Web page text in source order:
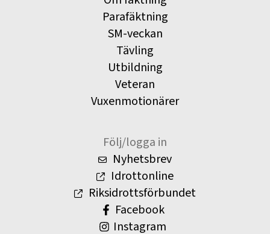
Parafäktning
SM-veckan
Tävling
Utbildning
Veteran
Vuxenmotionärer
Följ/logga in
Nyhetsbrev
Idrottonline
Riksidrottsförbundet
Facebook
Instagram